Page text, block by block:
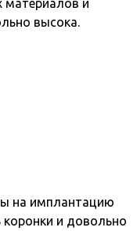
материалов и
высока.
на имплантацию
и довольно